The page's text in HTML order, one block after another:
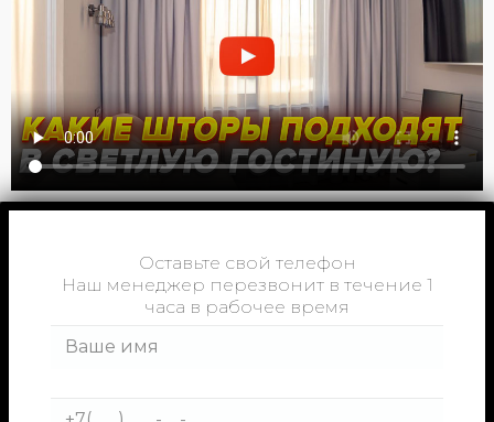
Оставьте свой телефон
Наш менеджер перезвонит в течение 1
часа в рабочее время